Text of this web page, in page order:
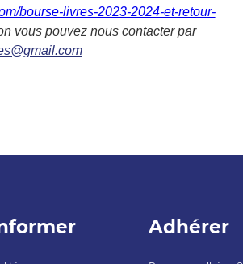
bourse-livres-2023-2024-et-retour-
vous pouvez nous contacter par
Adhérer